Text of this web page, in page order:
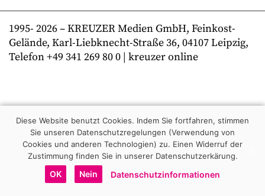
1995- 2026– KREUZER Medien GmbH, Feinkost-
Gelände, Karl-Liebknecht-Straße 36, 04107 Leipzig,
Telefon +49 341 269 80 0 | kreuzer online
Diese Website benutzt Cookies. Indem Sie fortfahren, stimmen
Sie unseren Datenschutzregelungen (Verwendung von
Cookies und anderen Technologien) zu. Einen Widerruf der
Zustimmung finden Sie in unserer Datenschutzerkärung.
OK Nein Datenschutzinformationen